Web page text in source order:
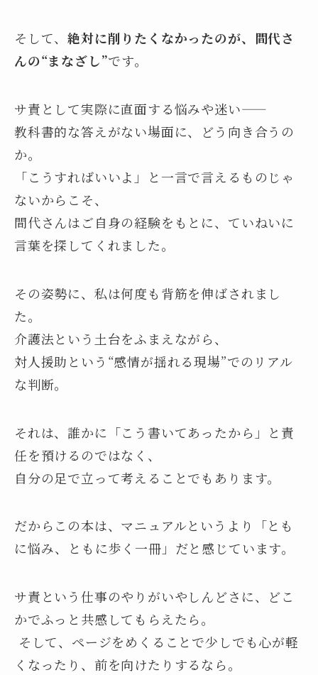
そして、絶対に削りたくなかったのが、間代さ
んの“まなざし”です。
サ責として実際に直面する悩みや迷い――
教科書的な答えがない場面に、どう向き合うの
か。
「こうすればいいよ」と一言で言えるものじゃ
ないからこそ、
間代さんはご自身の経験をもとに、ていねいに
言葉を探してくれました。
その姿勢に、私は何度も背筋を伸ばされまし
た。
介護法という土台をふまえながら、
対人援助という“感情が揺れる現場”でのリアル
な判断。
それは、誰かに「こう書いてあったから」と責
任を預けるのではなく、
自分の足で立って考えることでもあります。
だからこの本は、マニュアルというより「とも
に悩み、ともに歩く一冊」だと感じています。
サ責という仕事のやりがいやしんどさに、どこ
かでふっと共感してもらえたら。
そして、ページをめくることで少しでも心が軽
くなったり、前を向けたりするなら。